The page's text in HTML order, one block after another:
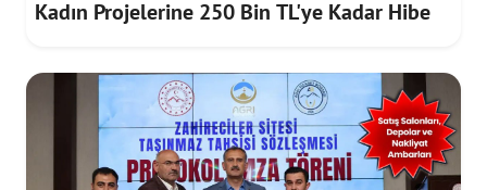
Kadın Projelerine 250 Bin TL'ye Kadar Hibe